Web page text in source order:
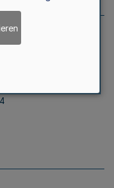
des Landes
-